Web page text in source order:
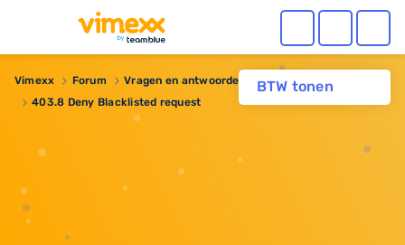
BTW tonen
Vimexx Forum
Vragen en antwoorden
403.8 Deny Blacklisted request